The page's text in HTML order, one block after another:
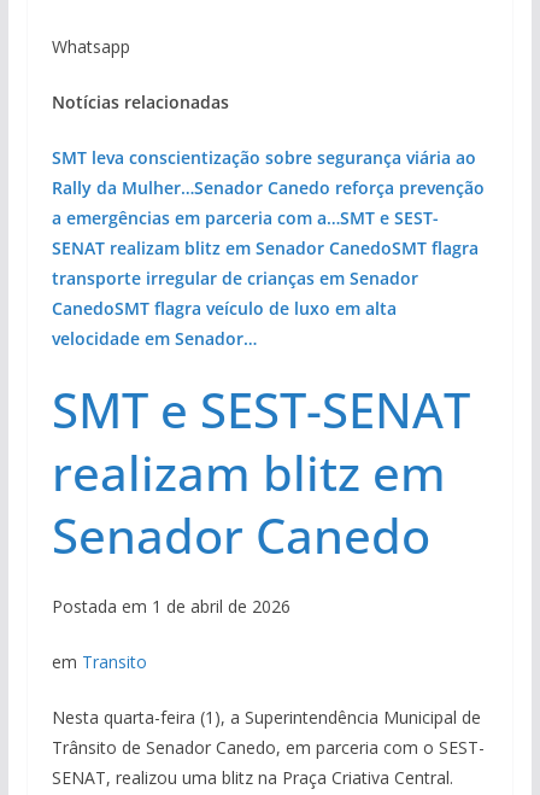
Whatsapp
Notícias relacionadas
SMT leva conscientização sobre segurança viária ao
Rally da Mulher…Senador Canedo reforça prevenção
a emergências em parceria com a…SMT e SEST-
SENAT realizam blitz em Senador CanedoSMT flagra
transporte irregular de crianças em Senador
CanedoSMT flagra veículo de luxo em alta
velocidade em Senador…
SMT e SEST-SENAT
realizam blitz em
Senador Canedo
Postada em 1 de abril de 2026
em Transito
Nesta quarta-feira (1), a Superintendência Municipal de
Trânsito de Senador Canedo, em parceria com o SEST-
SENAT, realizou uma blitz na Praça Criativa Central.